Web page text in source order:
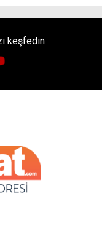
keşfedin